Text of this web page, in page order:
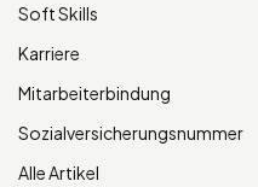
Soft Skills
Karriere
Mitarbeiterbindung
Sozialversicherungsnummer
Alle Artikel